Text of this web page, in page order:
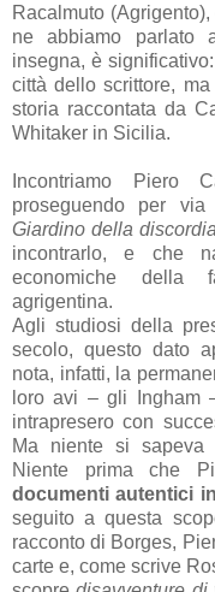
Racalmuto
ne abbiamo parlato
insegna, è
città dello scrittore,
storia raccontata da
Whitaker in Sicilia.
Incontriamo
proseguendo per
Giardino della discordia
incontrarlo, e che
economiche della
agrigentina.
Agli studiosi della
secolo, questo dato
nota, infatti, la
loro avi – gli Ingham
intrapresero con
Ma niente si sapeva
Niente prima che
documenti autentici
seguito a questa
racconto di Borges,
carte e, come scrive